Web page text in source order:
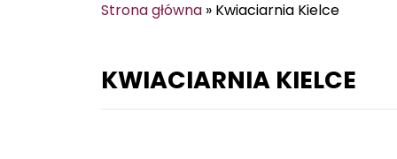
Strona główna » Kwiaciarnia Kielce
KWIACIARNIA KIELCE